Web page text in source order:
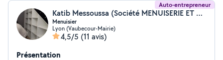
Auto-entrepreneur
Katib Messoussa (Société MENUISERIE ET AGENCEMENT FR)
Menuisier
Lyon (Vaubecour-Mairie)
4,5/5 (11 avis)
Présentation